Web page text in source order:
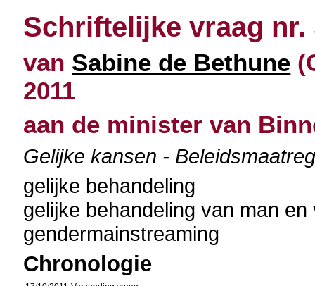
Schriftelijke vraag nr.
van Sabine de Bethune
2011
aan de minister van
Gelijke kansen -
gelijke behandeling
gelijke behandeling van man en
gendermainstreaming
Chronologie